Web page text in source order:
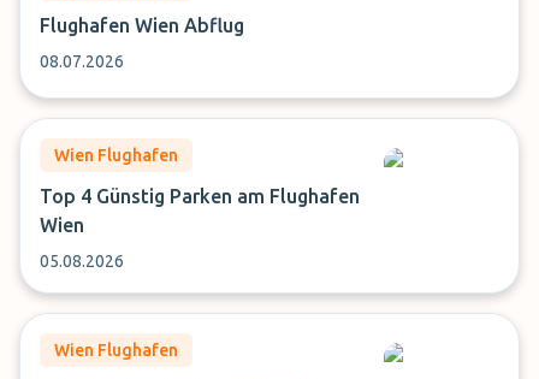
Flughafen Wien Abflug
08.07.2026
Wien Flughafen
Top 4 Günstig Parken am Flughafen
Wien
05.08.2026
Wien Flughafen